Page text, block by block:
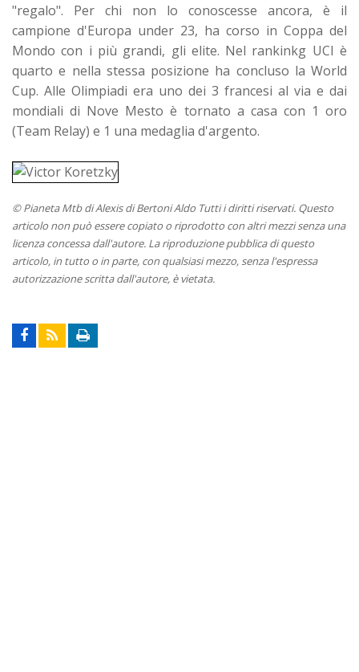
"regalo". Per chi non lo conoscesse ancora, è il
campione d'Europa under 23, ha corso in Coppa del
Mondo con i più grandi, gli elite. Nel rankinkg UCI è
quarto e nella stessa posizione ha concluso la World
Cup. Alle Olimpiadi era uno dei 3 francesi al via e dai
mondiali di Nove Mesto è tornato a casa con 1 oro
(Team Relay) e 1 una medaglia d'argento.
© Pianeta Mtb di Alexis di Bertoni Aldo Tutti i diritti riservati. Questo
articolo non può essere copiato o riprodotto con altri mezzi senza una
licenza concessa dall'autore. La riproduzione pubblica di questo
articolo, in tutto o in parte, con qualsiasi mezzo, senza l'espressa
autorizzazione scritta dall'autore, è vietata.